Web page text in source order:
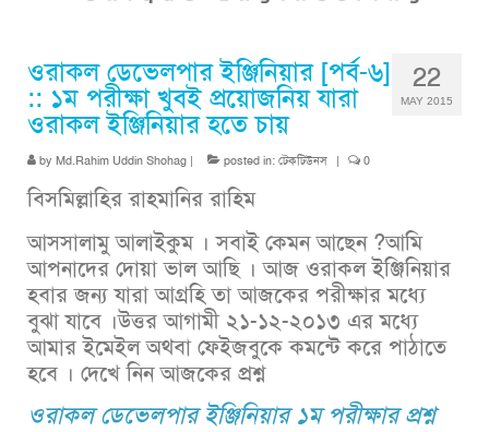
22
MAY 2015
ওরাকল ডেভেলপার ইঞ্জিনিয়ার [পর্ব-৬]
:: ১ম পরীক্ষা খুবই প্রয়োজনিয় যারা
ওরাকল ইঞ্জিনিয়ার হতে চায়
by Md.Rahim Uddin Shohag | posted in: টেকটিউনস | 0
বিসমিল্লাহির রাহমানির রাহিম
আসসালামু আলাইকুম । সবাই কেমন আছেন ?আমি
আপনাদের দোয়া ভাল আছি । আজ ওরাকল ইঞ্জিনিয়ার
হবার জন্য যারা আগ্রহি তা আজকের পরীক্ষার মধ্যে
বুঝা যাবে ।উত্তর আগামী ২১-১২-২০১৩ এর মধ্যে
আমার ইমেইল অথবা ফেইজবুকে কমন্টে করে পাঠাতে
হবে । দেখে নিন আজকের প্রশ্ন
ওরাকল ডেভেলপার ইঞ্জিনিয়ার ১ম পরীক্ষার প্রশ্ন